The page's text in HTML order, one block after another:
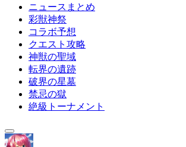
ニュースまとめ
彩獣神祭
コラボ予想
クエスト攻略
神獣の聖域
転界の遺跡
破界の星墓
禁忌の獄
絶級トーナメント